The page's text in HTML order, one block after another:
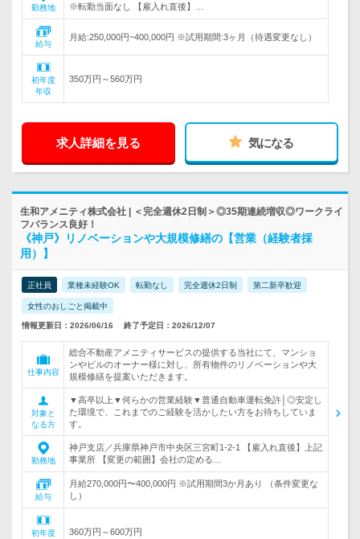
勤務地
※転勤当面なし 【雇入れ直後】…
給与
月給:250,000円~400,000円 ※試用期間:3ヶ月（待遇変更なし）
初年度
年収
350万円～560万円
求人詳細を見る 気になる
生和アメニティ株式会社 | ＜完全週休2日制＞◎35期連続増収◎ワークライ
フバランス良好！
《神戸》リノベーションや大規模修繕の【営業（経験者採
用）】
正社員 業種未経験OK 転勤なし 完全週休2日制 第二新卒歓迎
女性のおしごと掲載中
情報更新日：2026/06/16 終了予定日：2026/12/07
仕事内容
総合不動産アメニティサービスの提供する当社にて、マンショ
ンやビルのオーナー様に対し、所有物件のリノベーションや大
規模修繕を提案いただきます。
対象と
なる方
▼高卒以上▼何らかの営業経験▼普通自動車運転免許│◎安定し
た環境で、これまでのご経験を活かしたい方をお待ちしていま
す。
勤務地
神戸支店／兵庫県神戸市中央区三宮町1-2-1 【雇入れ直後】上記
事業所 【変更の範囲】会社の定める…
給与
月給270,000円〜400,000円 ※試用期間3か月あり （条件変更な
し）
初年度
360万円～600万円